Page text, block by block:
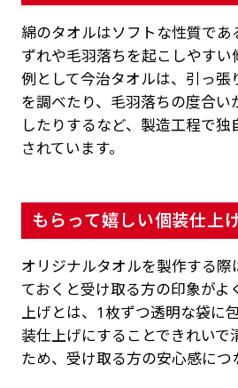
綿のタオルはソフトな性質であ
ずれや毛羽落ちを起こしやすい
例として今治タオルは、引っ張
を調べたり、毛羽落ちの度合
したりするなど、製造工程で
されています。
もらって嬉しい個装仕上
オリジナルタオルを製作する際
ておくと受け取る方の印象がよ
上げとは、1枚ずつ透明な袋に
装仕上げにすることできれいで
ため、受け取る方の安心感につ